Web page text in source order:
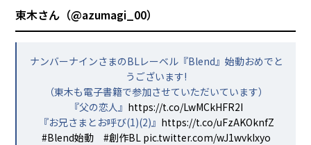
東木さん（@azumagi_00）
ナンバーナインさまのBLレーベル『Blend』始動おめでと
うございます!
（東木も電子書籍で参加させていただいています）
『父の恋人』 https://t.co/LwMCkHFR2I
『お兄さまとお呼び(1)(2)』 https://t.co/uFzAKOknfZ
#Blend始動
#創作BL pic.twitter.com/wJ1wvkIxyo